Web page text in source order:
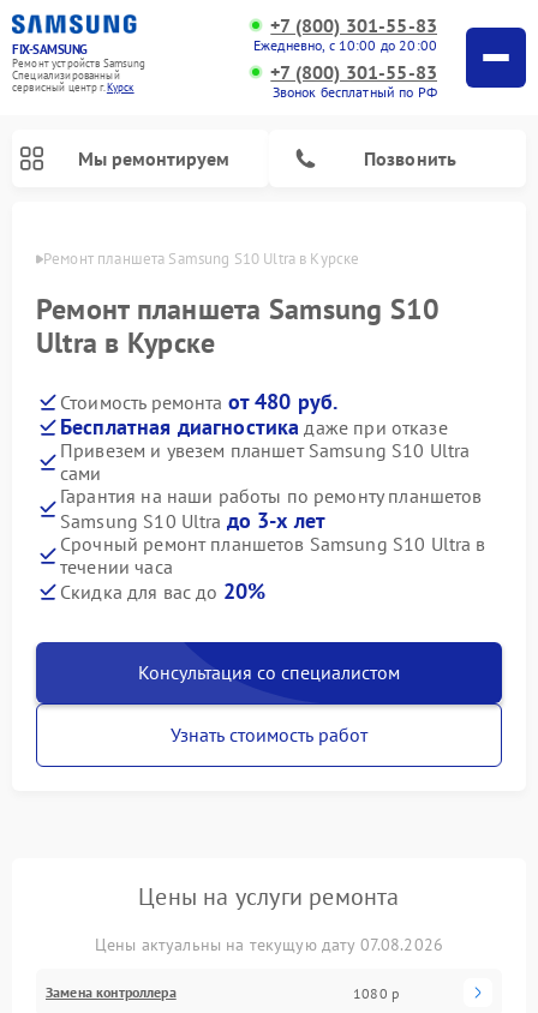
FIX-SAMSUNG
Ремонт устройств Samsung
Специализированный
cервисный центр г.Курск
+7 (800) 301-55-83
Ежедневно, с 10:00 до 20:00
+7 (800) 301-55-83
Звонок бесплатный по РФ
Мы ремонтируем Позвонить
Ремонт планшета Samsung S10 Ultra в Курске
Ремонт планшета Samsung S10
Ultra в Курске
Стоимость ремонта от 480 руб.
Бесплатная диагностика даже при отказе
Привезем и увезем планшет Samsung S10 Ultra
сами
Гарантия на наши работы по ремонту планшетов
Samsung S10 Ultra до 3-х лет
Срочный ремонт планшетов Samsung S10 Ultra в
течении часа
Скидка для вас до 20%
Консультация со специалистом
Узнать стоимость работ
Цены на услуги ремонта
Цены актуальны на текущую дату 07.08.2026
Замена контроллера 1080 р